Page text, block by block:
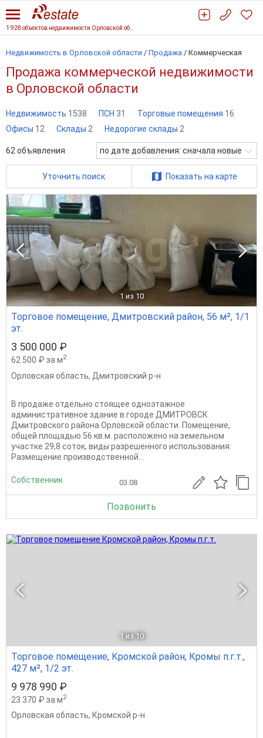
Недвижимость в Орловской области / Продажа / Коммерческая
Продажа коммерческой недвижимости
в Орловской области
Недвижимость 1538 ПСН 31 Торговые помещения 16
Офисы 12 Склады 2 Недорогие склады 2
62 объявления по дате добавления: сначала новые
Уточнить поиск Показать на карте
1 из 10
Торговое помещение, Дмитровский район, 56 м², 1/1
эт.
3 500 000 ₽
62 500 ₽ за м2
Орловская область, Дмитровский р-н
В продаже отдельно стоящее одноэтажное
административное здание в городе ДМИТРОВСК
Дмитровского района Орловской области. Помещение,
общей площадью 56 кв.м. расположено на земельном
участке 29,8 соток, виды разрешенного использования:
Размещение производственной...
Собственник 03.08
Позвонить
1 из 10
Торговое помещение, Кромской район, Кромы п.г.т.,
427 м², 1/2 эт.
9 978 990 ₽
23 370 ₽ за м2
Орловская область, Кромской р-н